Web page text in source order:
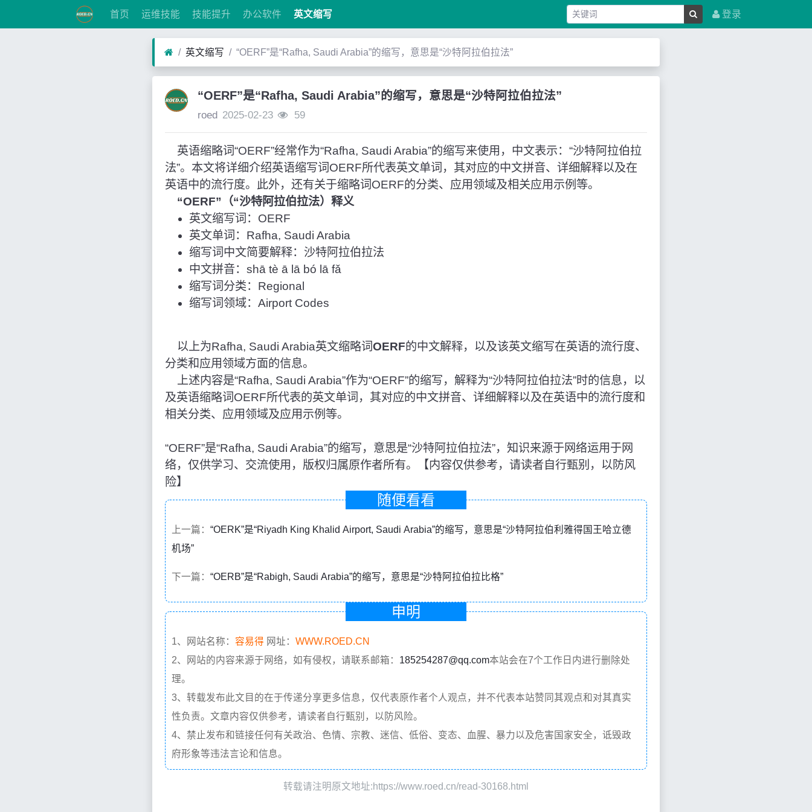
首页 运维技能 技能提升 办公软件 英文缩写 登录
英文缩写 “OERF”是“Rafha, Saudi Arabia”的缩写，意思是“沙特阿拉伯拉法”
“OERF”是“Rafha, Saudi Arabia”的缩写，意思是“沙特阿拉伯拉法”
roed 2025-02-23 59
英语缩略词“OERF”经常作为“Rafha, Saudi Arabia”的缩写来使用，中文表示：“沙特阿拉伯拉
法”。本文将详细介绍英语缩写词OERF所代表英文单词，其对应的中文拼音、详细解释以及在
英语中的流行度。此外，还有关于缩略词OERF的分类、应用领域及相关应用示例等。
“OERF”（“沙特阿拉伯拉法）释义
英文缩写词：OERF
英文单词：Rafha, Saudi Arabia
缩写词中文简要解释：沙特阿拉伯拉法
中文拼音：shā tè ā lā bó lā fǎ
缩写词分类：Regional
缩写词领域：Airport Codes
以上为Rafha, Saudi Arabia英文缩略词OERF的中文解释，以及该英文缩写在英语的流行度、
分类和应用领域方面的信息。
上述内容是“Rafha, Saudi Arabia”作为“OERF”的缩写，解释为“沙特阿拉伯拉法”时的信息，以
及英语缩略词OERF所代表的英文单词，其对应的中文拼音、详细解释以及在英语中的流行度和
相关分类、应用领域及应用示例等。
“OERF”是“Rafha, Saudi Arabia”的缩写，意思是“沙特阿拉伯拉法”，知识来源于网络运用于网
络，仅供学习、交流使用，版权归属原作者所有。【内容仅供参考，请读者自行甄别，以防风
险】
随便看看
上一篇： “OERK”是“Riyadh King Khalid Airport, Saudi Arabia”的缩写，意思是“沙特阿拉伯利雅得国王哈立德
机场”
下一篇： “OERB”是“Rabigh, Saudi Arabia”的缩写，意思是“沙特阿拉伯拉比格”
申明
1、网站名称： 容易得 网址： WWW.ROED.CN
2、网站的内容来源于网络，如有侵权，请联系邮箱： 185254287@qq.com本站会在7个工作日内进行删除处
理。
3、转载发布此文目的在于传递分享更多信息，仅代表原作者个人观点，并不代表本站赞同其观点和对其真实
性负责。文章内容仅供参考，请读者自行甄别，以防风险。
4、禁止发布和链接任何有关政治、色情、宗教、迷信、低俗、变态、血腥、暴力以及危害国家安全，诋毁政
府形象等违法言论和信息。
转载请注明原文地址:https://www.roed.cn/read-30168.html